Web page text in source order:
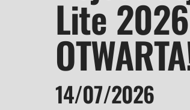
Lite
14/07/2026